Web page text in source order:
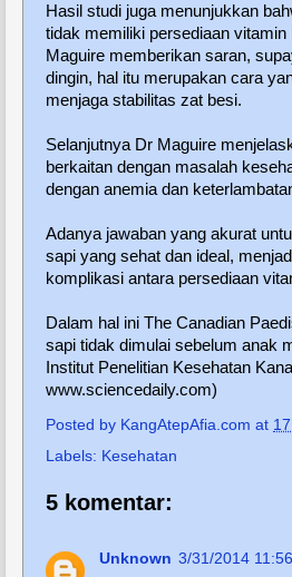
Hasil studi juga menunjukkan
tidak memiliki persediaan
Maguire memberikan saran,
dingin, hal itu merupakan cara
menjaga stabilitas zat besi.
Selanjutnya Dr Maguire
berkaitan dengan masalah
dengan anemia dan
Adanya jawaban yang akurat
sapi yang sehat dan ideal,
komplikasi antara persediaan
Dalam hal ini The Canadian
sapi tidak dimulai sebelum anak
Institut Penelitian Kesehatan
www.sciencedaily.com)
Posted by KangAtepAfia.com at
Labels: Kesehatan
5 komentar:
Unknown 3/31/2014